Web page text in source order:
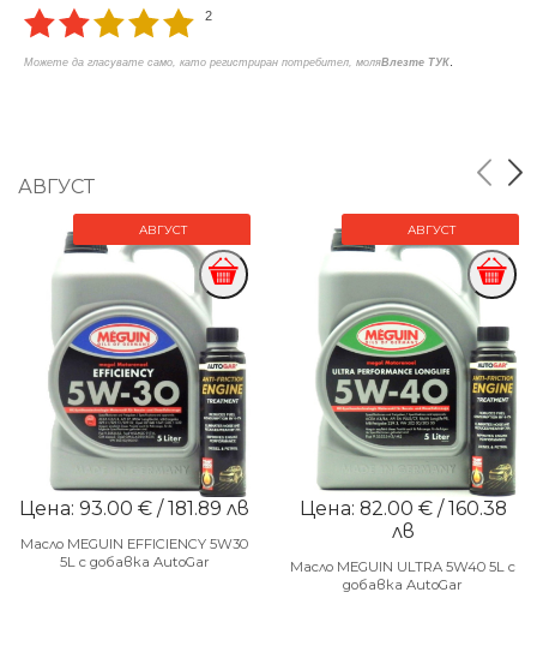
2
Можете да гласувате само, като регистриран потребител, моляВлезте ТУК
АВГУСТ
АВГУСТ
Цена: 93.00 € / 181.89 лв
Масло MEGUIN EFFICIENCY 5W30
5L с добавка AutoGar
АВГУСТ
Цена: 82.00 € / 160.38
лв
Масло MEGUIN ULTRA 5W40 5L с
добавка AutoGar